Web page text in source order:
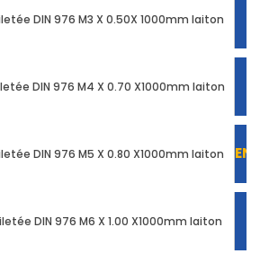
DIN 976 M3 X 0.50X 1000mm laiton
DIN 976 M4 X 0.70 X1000mm laiton
DIN 976 M5 X 0.80 X1000mm laiton EN
DIN 976 M6 X 1.00 X1000mm laiton